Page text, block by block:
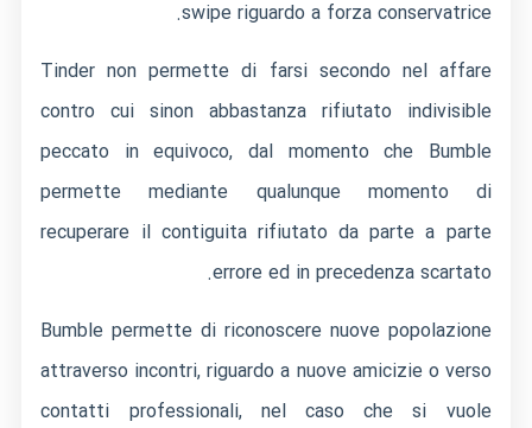
swipe riguardo a forza conservatrice.
Tinder non permette di farsi secondo nel affare
contro cui sinon abbastanza rifiutato indivisible
peccato in equivoco, dal momento che Bumble
permette mediante qualunque momento di
recuperare il contiguita rifiutato da parte a parte
errore ed in precedenza scartato.
Bumble permette di riconoscere nuove popolazione
attraverso incontri, riguardo a nuove amicizie o verso
contatti professionali, nel caso che si vuole